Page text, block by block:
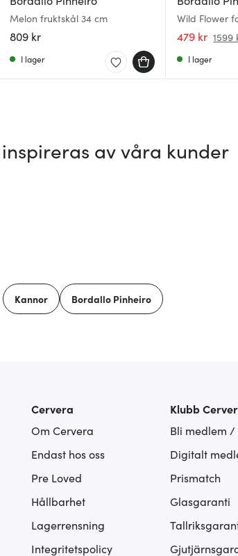
Melon fruktskål 34 cm
809 kr
I lager
Wild Flower
479 kr 1599
I lager
av våra kunder
Kannor Bordallo Pinheiro
Cervera
Om Cervera
Endast hos oss
Pre Loved
Hållbarhet
Lagerrensning
Integritetspolicy
Klubb
Bli medlem /
Digitalt
Prismatch
Glasgaranti